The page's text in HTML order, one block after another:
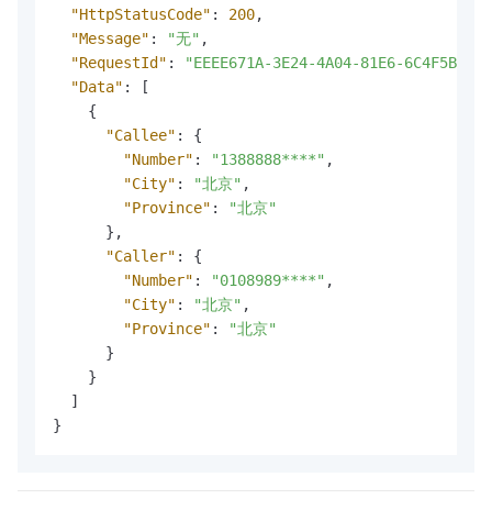
"HttpStatusCode" : 200,
"Message" : "无" ,
"RequestId" :
"EEEE671A-3E24-4A04-81E6-
"Data" :
[
{
"Callee" :
{
"Number" : "1388888****" ,
"City" : "北京" ,
"Province" :
"北京"
} ,
"Caller" :
{
"Number" : "0108989****" ,
"City" : "北京" ,
"Province" :
"北京"
}
}
]
}